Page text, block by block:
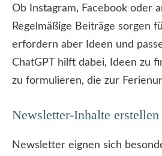
Ob Instagram, Facebook oder
Regelmäßige Beiträge sorgen
erfordern aber Ideen und
ChatGPT hilft dabei, Ideen zu
zu formulieren, die zur
Newsletter-Inhalte erstellen
Newsletter eignen sich